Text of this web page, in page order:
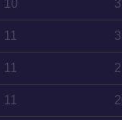
10
11
11
11